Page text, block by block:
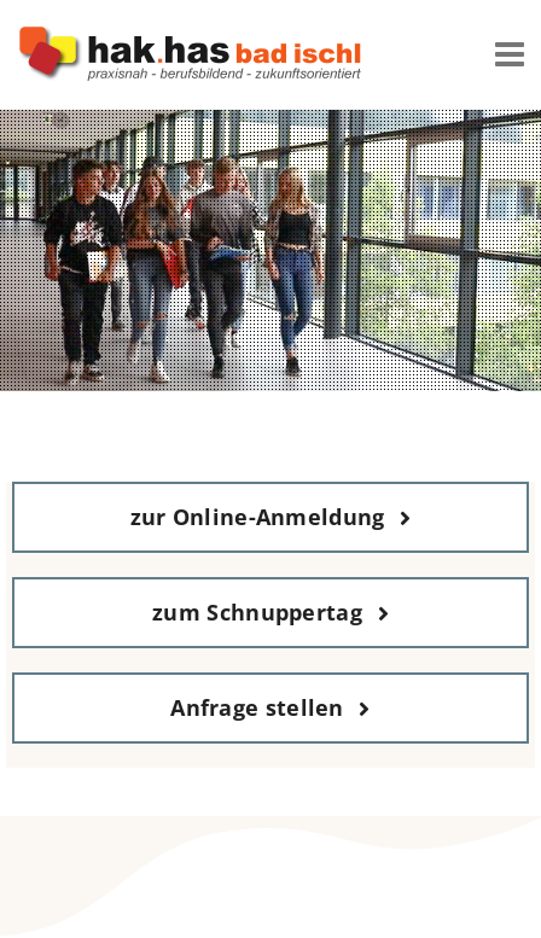
Inhalt
springen
zur Online-Anmeldung
zum Schnuppertag
Anfrage stellen